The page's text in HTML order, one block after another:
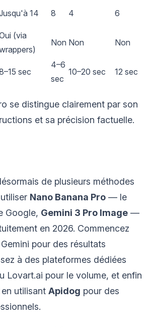
14 8 4 6
(via
Non Non Non
sec
4–6
sec
10–20 sec 12 sec
se distingue clairement par son
et sa précision factuelle.
de plusieurs méthodes
Nano Banana Pro — le
Google, Gemini 3 Pro Image —
en 2026. Commencez
pour des résultats
à des plateformes dédiées
Lovart.ai pour le volume, et enfin
utilisant Apidog pour des